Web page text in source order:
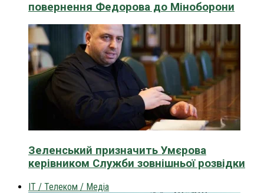
повернення Федорова до Міноборони
Зеленський призначить Умєрова
керівником Служби зовнішньої розвідки
IT / Телеком / Медіа